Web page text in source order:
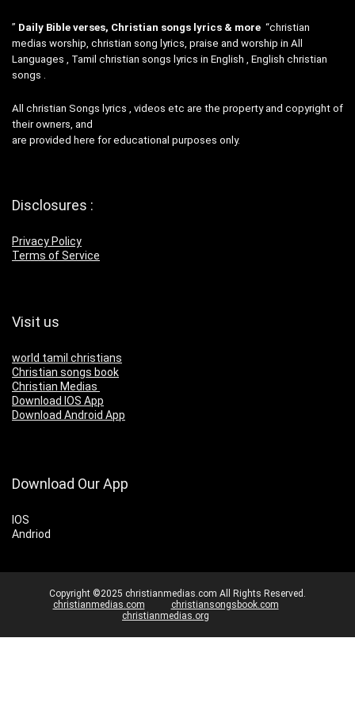
” Daily Bible verses, Christian songs lyrics & more “christian
medias worship, christian song lyrics, praise and worship in All
Languages , Tamil christian songs lyrics in English , English christian
songs .
All christian Songs lyrics , videos etc are the property and copyright of
their owners, and
are provided here for educational purposes only.
Disclosures :
Privacy Policy
Terms of Service
Visit us
world tamil christians
Christian songs book
Christian Medias
Download IOS App
Download Android App
Download Our App
IOS
Andriod
Copyright ©2025 christianmedias.com All Rights Reserved.
christianmedias.com
christiansongsbook.com
christianmedias.org